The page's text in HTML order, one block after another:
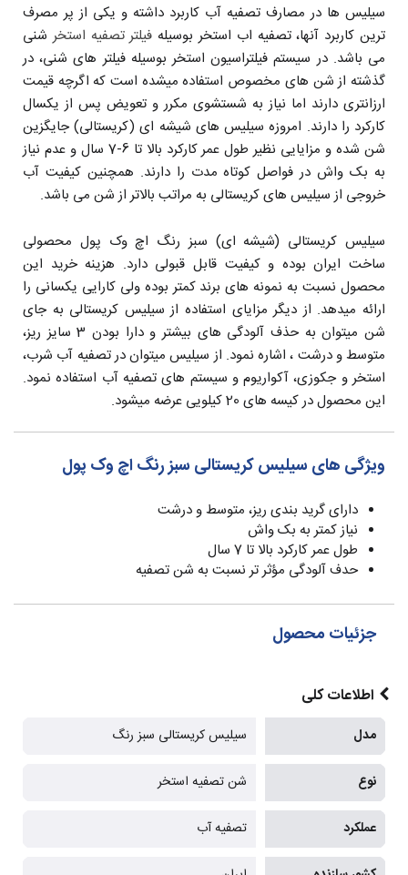
سیلیس ها در مصارف تصفیه آب کاربرد داشته و یکی از پر مصرف
ترین کاربرد آنها، تصفیه اب استخر بوسیله فیلتر تصفیه استخر شنی
می باشد. در سیستم فیلتراسیون استخر بوسیله فیلتر های شنی، در
گذشته از شن های مخصوص استفاده میشده است که اگرچه قیمت
ارزانتری دارند اما نیاز به شستشوی مکرر و تعویض پس از یکسال
کارکرد را دارند. امروزه سیلیس های شیشه ای (کریستالی) جایگزین
شن شده و مزایایی نظیر طول عمر کارکرد بالا تا 6-7 سال و عدم نیاز
به بک واش در فواصل کوتاه مدت را دارند. همچنین کیفیت آب
خروجی از سیلیس های کریستالی به مراتب بالاتر از شن می باشد.
سیلیس کریستالی (شیشه ای) سبز رنگ اچ وک پول محصولی
ساخت ایران بوده و کیفیت قابل قبولی دارد. هزینه خرید این
محصول نسبت به نمونه های برند کمتر بوده ولی کارایی یکسانی را
ارائه میدهد. از دیگر مزایای استفاده از سیلیس کریستالی به جای
شن میتوان به حذف آلودگی های بیشتر و دارا بودن 3 سایز ریز،
متوسط و درشت ، اشاره نمود. از سیلیس میتوان در تصفیه آب شرب،
استخر و جکوزی، آکواریوم و سیستم های تصفیه آب استفاده نمود.
این محصول در کیسه های 20 کیلویی عرضه میشود.
ویژگی های سیلیس کریستالی سبز رنگ اچ وک پول
دارای گرید بندی ریز، متوسط و درشت
نیاز کمتر به بک واش
طول عمر کارکرد بالا تا 7 سال
حدف آلودگی مؤثر تر نسبت به شن تصفیه
جزئیات محصول
اطلاعات کلی
مدل سیلیس کریستالی سبز رنگ
نوع شن تصفیه استخر
عملکرد تصفیه آب